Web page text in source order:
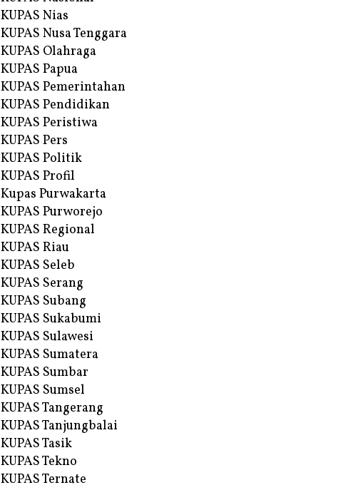
KUPAS Nias
KUPAS Nusa Tenggara
KUPAS Olahraga
KUPAS Papua
KUPAS Pemerintahan
KUPAS Pendidikan
KUPAS Peristiwa
KUPAS Pers
KUPAS Politik
KUPAS Profil
Kupas Purwakarta
KUPAS Purworejo
KUPAS Regional
KUPAS Riau
KUPAS Seleb
KUPAS Serang
KUPAS Subang
KUPAS Sukabumi
KUPAS Sulawesi
KUPAS Sumatera
KUPAS Sumbar
KUPAS Sumsel
KUPAS Tangerang
KUPAS Tanjungbalai
KUPAS Tasik
KUPAS Tekno
KUPAS Ternate